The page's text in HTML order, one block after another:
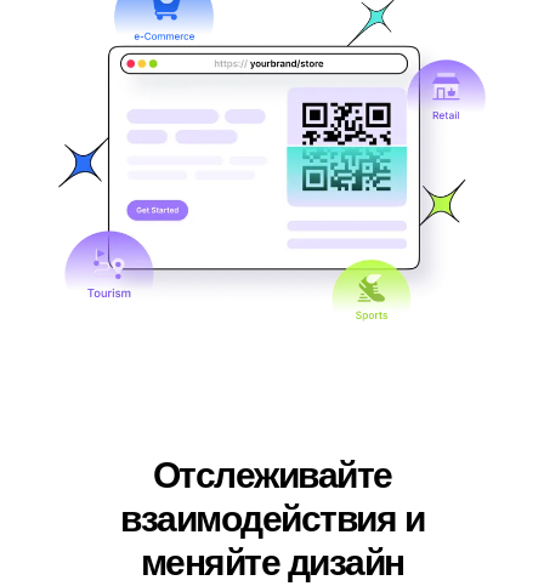
Отслеживайте
взаимодействия и
меняйте дизайн